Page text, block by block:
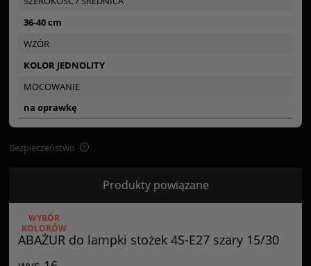
36-40 cm
WZÓR
KOLOR JEDNOLITY
MOCOWANIE
na oprawkę
Bezpieczeństwo
Certyfikaty i ostrzeżenie bezpieczeństwa
Posiada oznaczenie CE (zgodność z normami UE).
Produkty powiązane
ABAŻUR do lampki stożek 4S-E27 szary 15/30
WYBÓR
KOLORÓW